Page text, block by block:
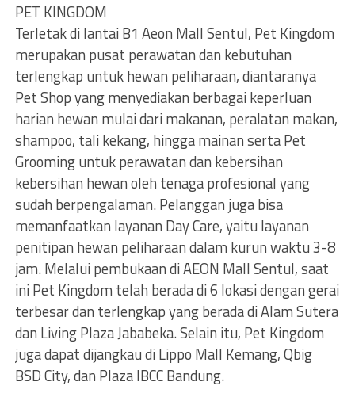
PET KINGDOM
Terletak di lantai B1 Aeon Mall Sentul, Pet Kingdom
merupakan pusat perawatan dan kebutuhan
terlengkap untuk hewan peliharaan, diantaranya
Pet Shop yang menyediakan berbagai keperluan
harian hewan mulai dari makanan, peralatan makan,
shampoo, tali kekang, hingga mainan serta Pet
Grooming untuk perawatan dan kebersihan
kebersihan hewan oleh tenaga profesional yang
sudah berpengalaman. Pelanggan juga bisa
memanfaatkan layanan Day Care, yaitu layanan
penitipan hewan peliharaan dalam kurun waktu 3-8
jam. Melalui pembukaan di AEON Mall Sentul, saat
ini Pet Kingdom telah berada di 6 lokasi dengan gerai
terbesar dan terlengkap yang berada di Alam Sutera
dan Living Plaza Jababeka. Selain itu, Pet Kingdom
juga dapat dijangkau di Lippo Mall Kemang, Qbig
BSD City, dan Plaza IBCC Bandung.